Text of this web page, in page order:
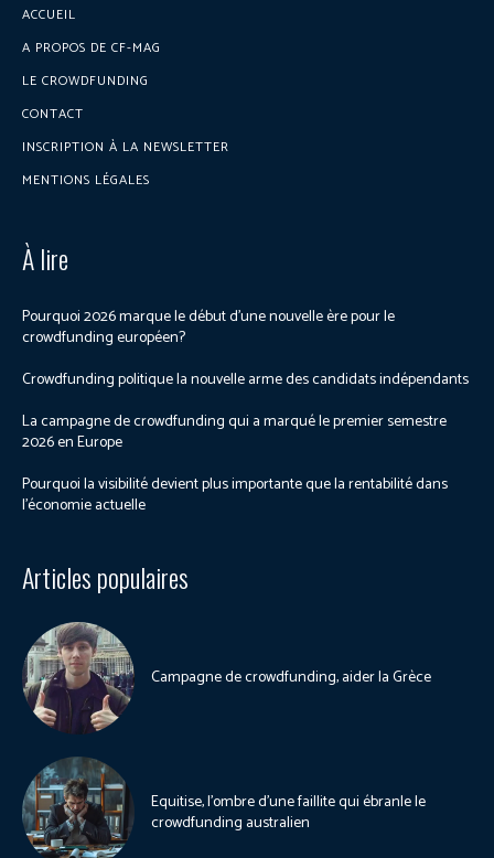
ACCUEIL
A PROPOS DE CF-MAG
LE CROWDFUNDING
CONTACT
INSCRIPTION À LA NEWSLETTER
MENTIONS LÉGALES
À lire
Pourquoi 2026 marque le début d’une nouvelle ère pour le
crowdfunding européen?
Crowdfunding politique la nouvelle arme des candidats indépendants
La campagne de crowdfunding qui a marqué le premier semestre
2026 en Europe
Pourquoi la visibilité devient plus importante que la rentabilité dans
l’économie actuelle
Articles populaires
Campagne de crowdfunding, aider la Grèce
Equitise, l’ombre d’une faillite qui ébranle le
crowdfunding australien